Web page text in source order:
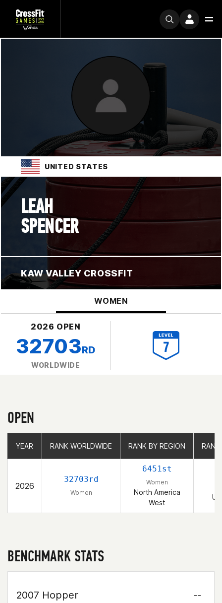
UNITED STATES
LEAH
SPENCER
KAW VALLEY CROSSFIT
WOMEN
2026 OPEN
32703RD
WORLDWIDE
OPEN
YEAR RANK WORLDWIDE RANK BY REGION
2026
32703rd
Women
6451st
Women
North America
West
YEAR RANK WORLDWIDE RANK BY REGION
BENCHMARK STATS
2007 Hopper
--